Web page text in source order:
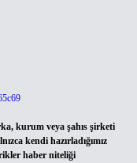
kurum veya şahıs şirketi
kendi hazırladığımız
haber niteliği